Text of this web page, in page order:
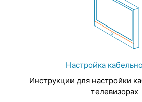
Настройка
Инструкции для настройки
телевизорах